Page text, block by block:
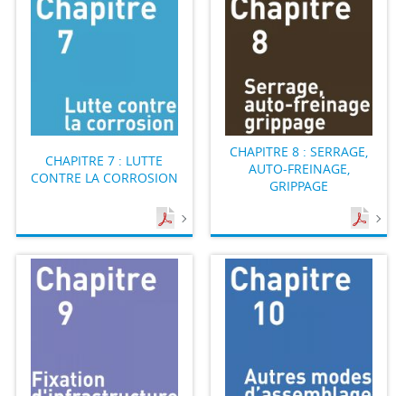
CHAPITRE 7 : LUTTE
CONTRE LA CORROSION
CHAPITRE 8 : SERRAGE,
AUTO-FREINAGE,
GRIPPAGE